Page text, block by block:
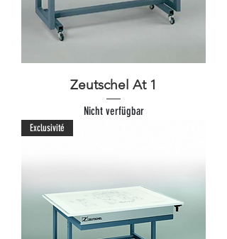
Zeutschel At 1
Nicht verfügbar
Exclusivité